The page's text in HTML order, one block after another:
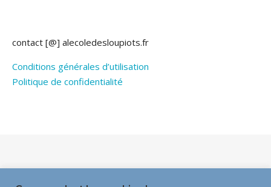
contact [@] alecoledesloupiots.fr
Conditions générales d’utilisation
Politique de confidentialité